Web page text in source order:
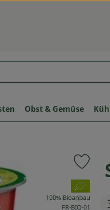
Obst & Gemüse
, Verband:
100% Bioanbau
, Kontrollstelle:
FR-BIO-01